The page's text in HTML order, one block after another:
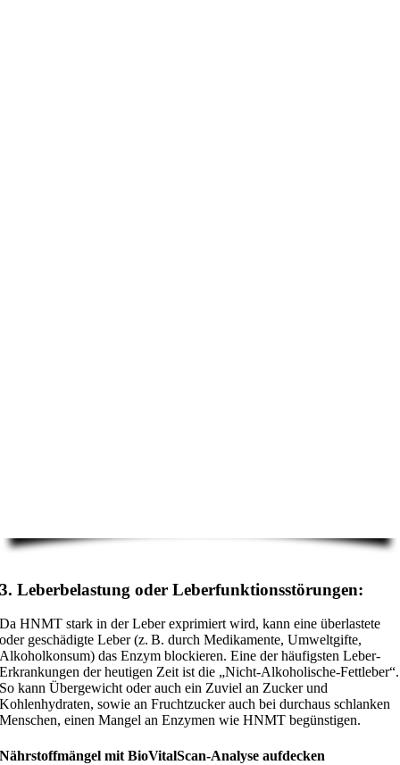
3. Leberbelastung oder Leberfunktionsstörungen:
Da HNMT stark in der Leber exprimiert wird, kann eine überlastete
oder geschädigte Leber (z. B. durch Medikamente, Umweltgifte,
Alkoholkonsum) das Enzym blockieren. Eine der häufigsten Leber-
Erkrankungen der heutigen Zeit ist die „Nicht-Alkoholische-Fettleber“.
So kann Übergewicht oder auch ein Zuviel an Zucker und
Kohlenhydraten, sowie an Fruchtzucker auch bei durchaus schlanken
Menschen, einen Mangel an Enzymen wie HNMT begünstigen.
Nährstoffmängel mit BioVitalScan-Analyse aufdecken